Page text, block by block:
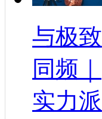
与极致
同频｜
实力派